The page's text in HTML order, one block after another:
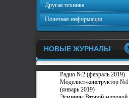
Другая техника
Полезная информация
НОВЫЕ ЖУРНАЛЫ
Радио №2 (февраль 2019)
Моделист-конструктор №1
(январь 2019)